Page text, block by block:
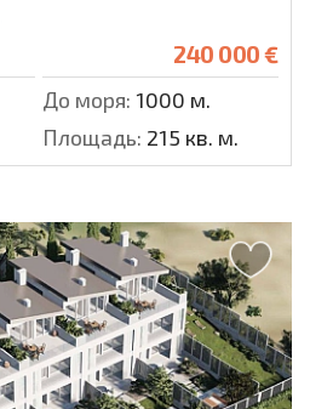
240 000 €
До моря: 1000 м.
Площадь: 215 кв. м.